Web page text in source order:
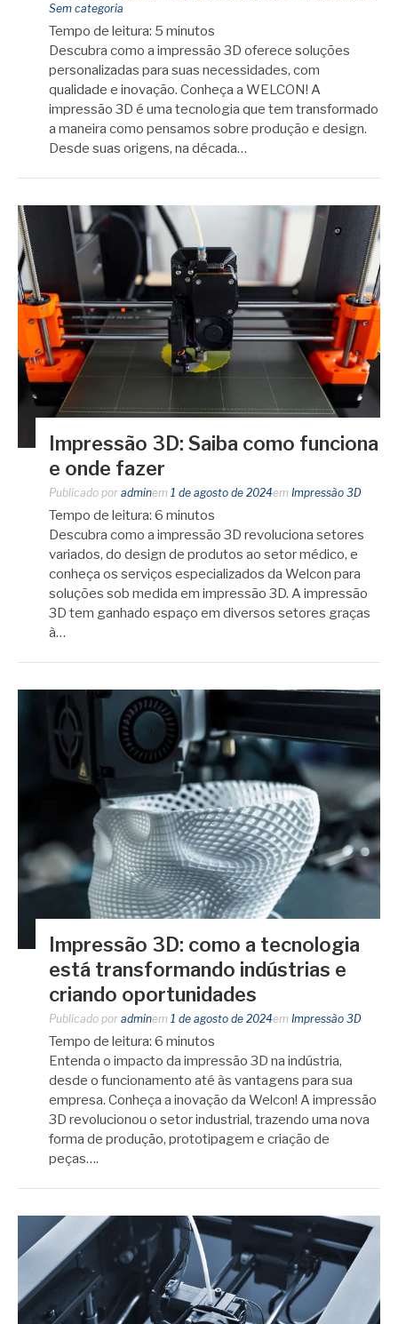
Sem categoria
Tempo de leitura: 5 minutos
Descubra como a impressão 3D oferece soluções
personalizadas para suas necessidades, com
qualidade e inovação. Conheça a WELCON! A
impressão 3D é uma tecnologia que tem transformado
a maneira como pensamos sobre produção e design.
Desde suas origens, na década…
Impressão 3D: Saiba como funciona
e onde fazer
Publicado por adminem 1 de agosto de 2024em Impressão 3D
Tempo de leitura: 6 minutos
Descubra como a impressão 3D revoluciona setores
variados, do design de produtos ao setor médico, e
conheça os serviços especializados da Welcon para
soluções sob medida em impressão 3D. A impressão
3D tem ganhado espaço em diversos setores graças
à…
Impressão 3D: como a tecnologia
está transformando indústrias e
criando oportunidades
Publicado por adminem 1 de agosto de 2024em Impressão 3D
Tempo de leitura: 6 minutos
Entenda o impacto da impressão 3D na indústria,
desde o funcionamento até às vantagens para sua
empresa. Conheça a inovação da Welcon! A impressão
3D revolucionou o setor industrial, trazendo uma nova
forma de produção, prototipagem e criação de
peças….